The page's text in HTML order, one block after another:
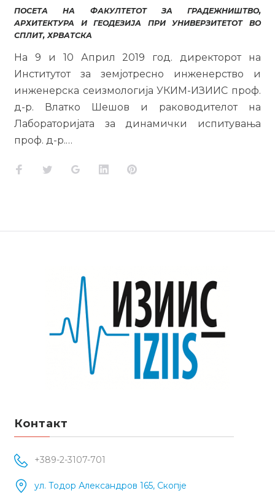
ПОСЕТА НА ФАКУЛТЕТОТ ЗА ГРАДЕЖНИШТВО,
АРХИТЕКТУРА И ГЕОДЕЗИЈА ПРИ УНИВЕРЗИТЕТОТ ВО
СПЛИТ, ХРВАТСКА
На 9 и 10 Април 2019 год. директорот на
Институтот за земјотресно инженерство и
инженерска сеизмологија УКИМ-ИЗИИС проф.
д-р. Влатко Шешов и раководителот на
Лабораторијата за динамички испитувања
проф. д-р.…
Facebook
TwitterGoogle+LinkedInPinterest
Контакт
+389-2-3107-701
ул. Тодор Александров 165, Скопје